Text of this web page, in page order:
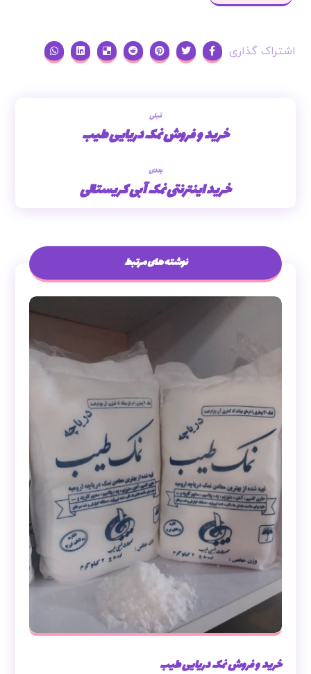
قبلی
خرید و فروش نمک دریایی طیب
بعدی
خرید اینترنتی نمک آبی کریستالی
نوشته های مرتبط
خرید و فروش نمک دریایی طیب